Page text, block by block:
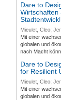
Dare to
Wirtschaften
Mieulet, Cleo;
Mit einer
globalen und
nach Macht
Dare to
for Resilient
Mieulet, Cleo;
Mit einer
globalen und